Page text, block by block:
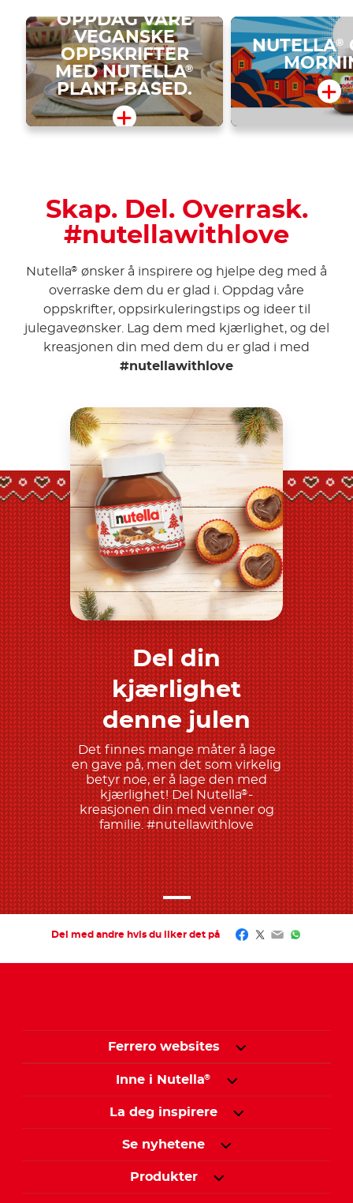
OPPDAG VÅRE
VEGANSKE
OPPSKRIFTER
MED NUTELLA®
PLANT-BASED.
NUTELLA®
Skap. Del. Overrask.
#nutellawithlove
Nutella® ønsker å inspirere og hjelpe deg med å
overraske dem du er glad i. Oppdag våre
oppskrifter, oppsirkuleringstips og ideer til
julegaveønsker. Lag dem med kjærlighet, og del
kreasjonen din med dem du er glad i med
#nutellawithlove
Finn ut mer
Del din
kjærlighet
denne julen
Det finnes mange måter å lage
en gave på, men det som virkelig
betyr noe, er å lage den med
kjærlighet! Del Nutella®-
kreasjonen din med venner og
familie. #nutellawithlove
Del med andre hvis du liker det på Facebook
Twitter
Email
Ferrero websites
Inne i Nutella®
La deg inspirere
Se nyhetene
Produkter